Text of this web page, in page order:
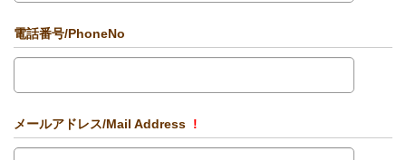
電話番号/PhoneNo
メールアドレス/Mail Address !